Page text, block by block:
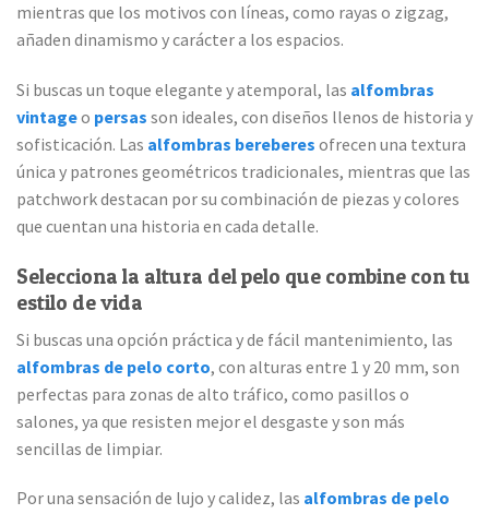
mientras que los motivos con líneas, como rayas o zigzag,
añaden dinamismo y carácter a los espacios.
Si buscas un toque elegante y atemporal, las alfombras
vintageo persas son ideales, con diseños llenos de historia y
sofisticación. Las alfombras bereberes ofrecen una textura
única y patrones geométricos tradicionales, mientras que las
patchwork destacan por su combinación de piezas y colores
que cuentan una historia en cada detalle.
Selecciona la altura del pelo que combine con tu
estilo de vida
Si buscas una opción práctica y de fácil mantenimiento, las
alfombras de pelo corto, con alturas entre 1 y 20 mm, son
perfectas para zonas de alto tráfico, como pasillos o
salones, ya que resisten mejor el desgaste y son más
sencillas de limpiar.
Por una sensación de lujo y calidez, las alfombras de pelo